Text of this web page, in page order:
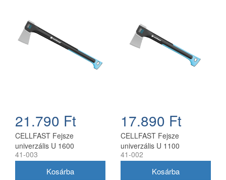
21.790 Ft
CELLFAST Fejsze
univerzális U 1600
ENERGO (1,6 kg)
41-003
17.890 Ft
CELLFAST Fejsze
univerzális U 1100
ENERGO (1,1 kg)
41-002